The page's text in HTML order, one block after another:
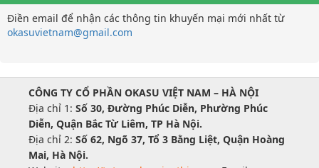
Điền email để nhận các thông tin khuyến mại mới nhất từ
okasuvietnam@gmail.com
CÔNG TY CỔ PHẦN OKASU VIỆT NAM – HÀ NỘI
Địa chỉ 1: Số 30, Đường Phúc Diễn, Phường Phúc
Diễn, Quận Bắc Từ Liêm, TP Hà Nội.
Địa chỉ 2: Số 62, Ngõ 37, Tổ 3 Bằng Liệt, Quận Hoàng
Mai, Hà Nội.